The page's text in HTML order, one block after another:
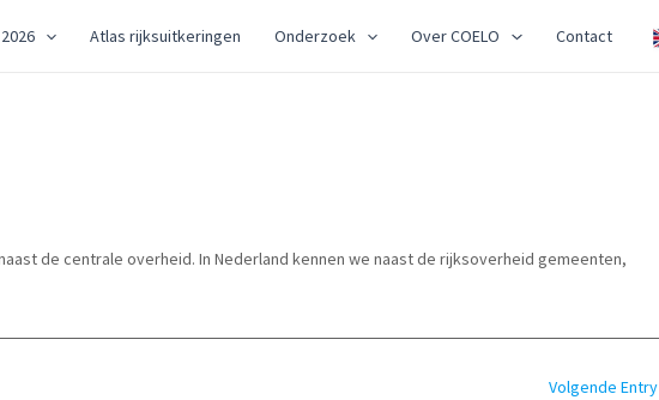
Atlas rijksuitkeringen Onderzoek Over COELO Contact
de centrale overheid. In Nederland kennen we naast de rijksoverheid gemeenten,
Volgende Entry